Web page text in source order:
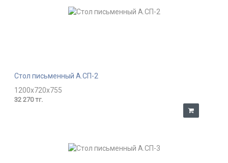
Стол письменный А.СП-2
1200x720x755
32 270 тг.